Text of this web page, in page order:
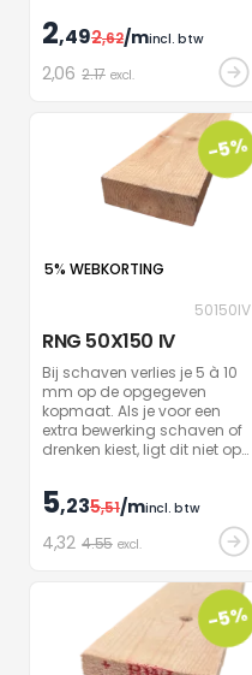
hoogte van zodra je hout
bewerkt is.
2,492,62/mincl. btw
2,06 2.17 excl.
-5%
5% WEBKORTING
50150IV
RNG 50X150 IV
Bij schaven verlies je 5 à 10
mm op de opgegeven
kopmaat. Als je voor een
extra bewerking schaven of
drenken kiest, ligt dit niet op
hoogte van zodra je hout
bewerkt is.
5,235,51/mincl. btw
4,32 4.55 excl.
-5%